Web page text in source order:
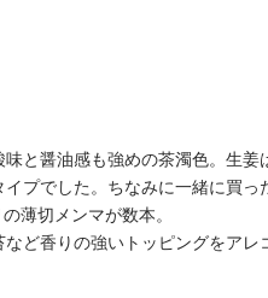
と醤油感も強めの茶濁色。生
プでした。ちなみに一緒に買っ
薄切メンマが数本。
ど香りの強いトッピングをアレ